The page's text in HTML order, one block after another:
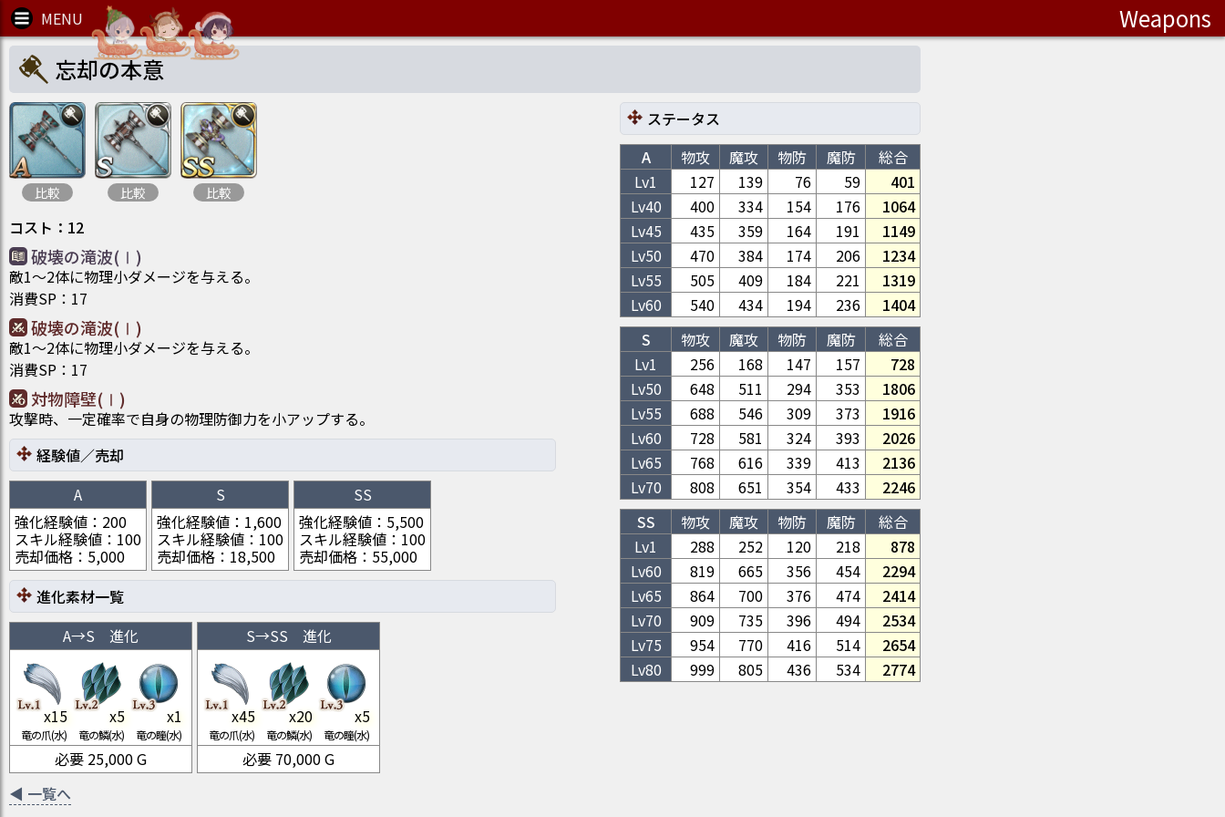
Weapons
忘却の本意
比較 比較 比較
コスト ： 12
破壊の滝波(Ⅰ)
敵1～2体に物理小ダメージを与える。
消費SP ： 17
破壊の滝波(Ⅰ)
敵1～2体に物理小ダメージを与える。
消費SP ： 17
対物障壁(Ⅰ)
攻撃時、一定確率で自身の物理防御力を小アップする。
ステータス
A
物攻 魔攻 物防 魔防
総合
Lv1
127 139 76 59
401
Lv40 400 334 154 176
1064
Lv45 435 359 164 191
1149
Lv50 470 384 174 206
1234
Lv55 505 409 184 221
1319
Lv60 540 434 194 236
1404
S
物攻 魔攻 物防 魔防
総合
Lv1
256 168 147 157
728
Lv50 648 511 294 353
1806
Lv55 688 546 309 373
1916
Lv60 728 581 324 393
2026
Lv65 768 616 339 413
2136
Lv70 808 651 354 433
2246
SS
物攻 魔攻 物防 魔防
総合
Lv1
288 252 120 218
878
Lv60 819 665 356 454
2294
Lv65 864 700 376 474
2414
Lv70 909 735 396 494
2534
Lv75 954 770 416 514
2654
Lv80 999 805 436 534 2774
経験値／売却
A
強化経験値 ： 200
スキル経験値 ： 100
売却価格 ： 5,000
S
強化経験値 ： 1,600
スキル経験値 ： 100
売却価格 ： 18,500
SS
強化経験値 ： 5,500
スキル経験値 ： 100
売却価格 ： 55,000
進化素材一覧
A→S 進化
x15
竜の爪(水)
x5
竜の鱗(水)
x1
竜の瞳(水)
必要 25,000G
S→SS 進化
x45
竜の爪(水)
x20
竜の鱗(水)
x5
竜の瞳(水)
必要 70,000G
◀ 一覧へ